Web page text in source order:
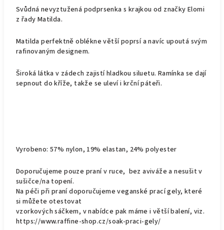
Svůdná nevyztužená podprsenka s krajkou od značky Elomi
z řady Matilda.
Matilda perfektně oblékne větší poprsí a navíc upoutá svým
rafinovaným designem.
Široká látka v zádech zajistí hladkou siluetu. Ramínka se dají
sepnout do kříže, takže se uleví i krční páteři.
Vyrobeno:57% nylon, 19% elastan, 24% polyester
Doporučujeme pouze praní v ruce, bez aviváže a nesušit v
sušičce/na topení.
Na péči při praní doporučujeme veganské prací gely, které
si můžete otestovat
vzorkových sáčkem, v nabídce pak máme i větší balení, viz.
https://www.raffine-shop.cz/soak-praci-gely/